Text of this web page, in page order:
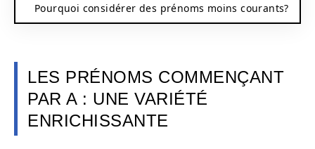
Pourquoi considérer des prénoms moins courants?
LES PRÉNOMS COMMENÇANT
PAR A : UNE VARIÉTÉ
ENRICHISSANTE